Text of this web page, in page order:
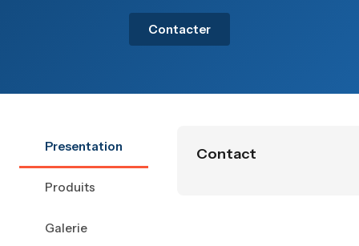
Contacter
Presentation
Produits
Galerie
Contact